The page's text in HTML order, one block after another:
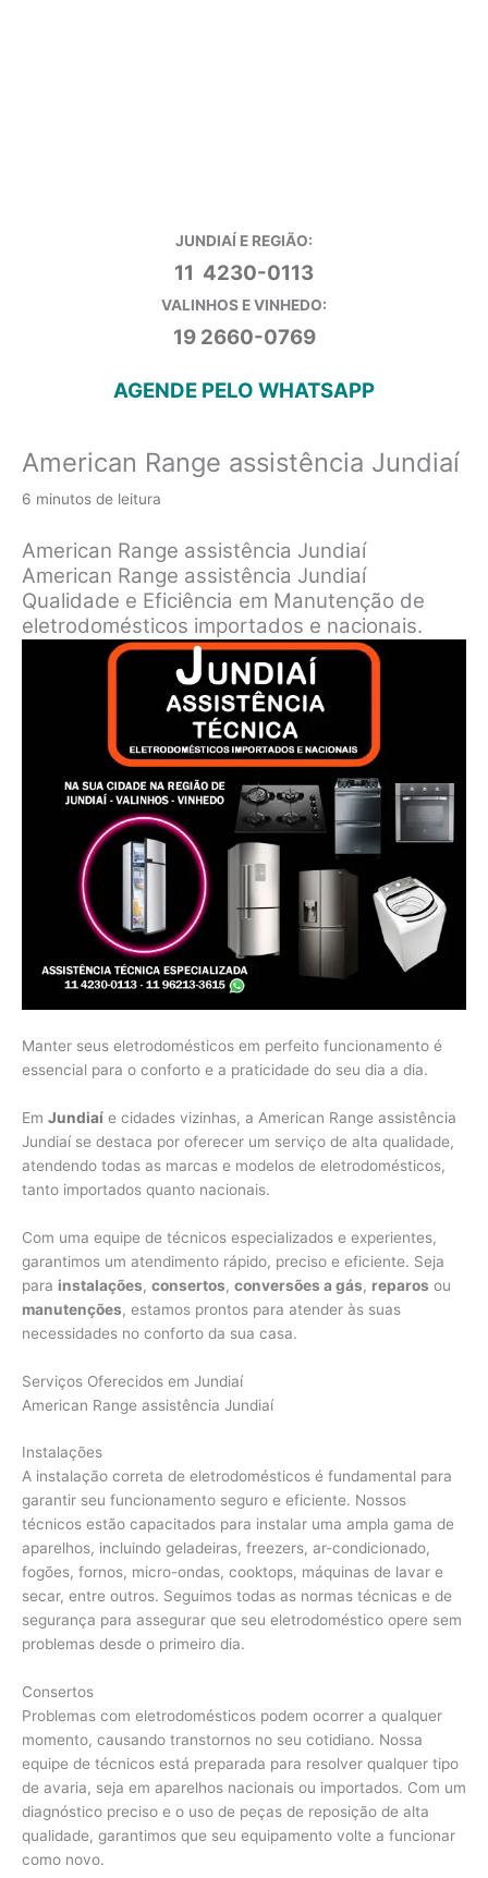
JUNDIAÍ E REGIÃO:
11 4230-0113
VALINHOS E VINHEDO:
19 2660-0769
AGENDE PELO WHATSAPP
American Range assistência Jundiaí
6 minutos de leitura
American Range assistência Jundiaí
American Range assistência Jundiaí
Qualidade e Eficiência em Manutenção de
eletrodomésticos importados e nacionais.
Manter seus eletrodomésticos em perfeito funcionamento é
essencial para o conforto e a praticidade do seu dia a dia.
Em Jundiaí e cidades vizinhas, a American Range assistência
Jundiaí se destaca por oferecer um serviço de alta qualidade,
atendendo todas as marcas e modelos de eletrodomésticos,
tanto importados quanto nacionais.
Com uma equipe de técnicos especializados e experientes,
garantimos um atendimento rápido, preciso e eficiente. Seja
para instalações, consertos, conversões a gás, reparos ou
manutenções, estamos prontos para atender às suas
necessidades no conforto da sua casa.
Serviços Oferecidos em Jundiaí
American Range assistência Jundiaí
Instalações
A instalação correta de eletrodomésticos é fundamental para
garantir seu funcionamento seguro e eficiente. Nossos
técnicos estão capacitados para instalar uma ampla gama de
aparelhos, incluindo geladeiras, freezers, ar-condicionado,
fogões, fornos, micro-ondas, cooktops, máquinas de lavar e
secar, entre outros. Seguimos todas as normas técnicas e de
segurança para assegurar que seu eletrodoméstico opere sem
problemas desde o primeiro dia.
Consertos
Problemas com eletrodomésticos podem ocorrer a qualquer
momento, causando transtornos no seu cotidiano. Nossa
equipe de técnicos está preparada para resolver qualquer tipo
de avaria, seja em aparelhos nacionais ou importados. Com um
diagnóstico preciso e o uso de peças de reposição de alta
qualidade, garantimos que seu equipamento volte a funcionar
como novo.